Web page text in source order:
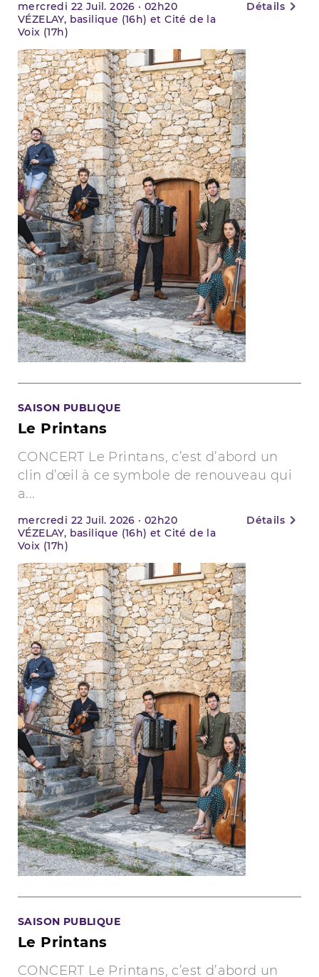
mercredi 22 Juil. 2026 ·02h20
VÉZELAY, basilique (16h) et Cité de la
Voix (17h)
Détails
SAISON PUBLIQUE
Le Printans
CONCERT Le Printans, c’est d’abord un
clin d’œil à ce symbole de renouveau qui
a...
mercredi 22 Juil. 2026 ·02h20
VÉZELAY, basilique (16h) et Cité de la
Voix (17h)
Détails
SAISON PUBLIQUE
Le Printans
CONCERT Le Printans, c’est d’abord un